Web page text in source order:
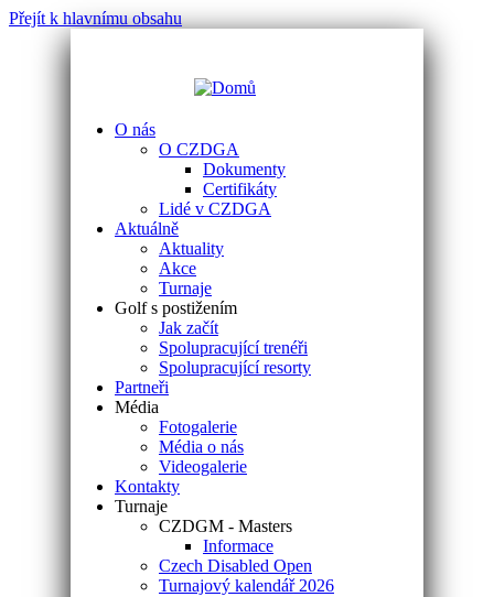
Přejít k hlavnímu obsahu
O nás
O CZDGA
Dokumenty
Certifikáty
Lidé v CZDGA
Aktuálně
Aktuality
Akce
Turnaje
Golf s postižením
Jak začít
Spolupracující trenéři
Spolupracující resorty
Partneři
Média
Fotogalerie
Média o nás
Videogalerie
Kontakty
Turnaje
CZDGM - Masters
Informace
Czech Disabled Open
Turnajový kalendář 2026